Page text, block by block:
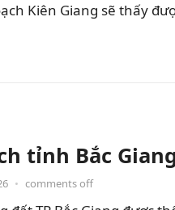
Kiên Giang sẽ thấy
tỉnh Bắc
• comments off